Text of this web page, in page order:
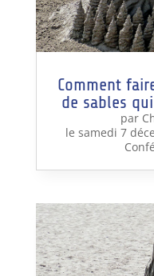
Comment
de sables
par
le samedi 7